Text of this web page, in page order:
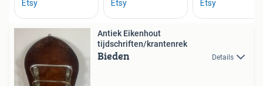
Antiek Eikenhout
tijdschriften/krantenrek
Bieden Details